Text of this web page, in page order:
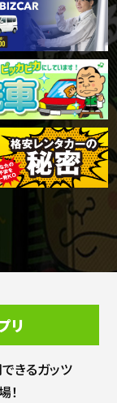
リ
きるガッツ
！